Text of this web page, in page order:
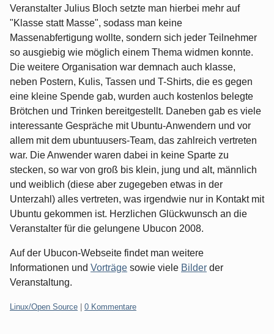
Veranstalter Julius Bloch setzte man hierbei mehr auf
"Klasse statt Masse", sodass man keine
Massenabfertigung wollte, sondern sich jeder Teilnehmer
so ausgiebig wie möglich einem Thema widmen konnte.
Die weitere Organisation war demnach auch klasse,
neben Postern, Kulis, Tassen und T-Shirts, die es gegen
eine kleine Spende gab, wurden auch kostenlos belegte
Brötchen und Trinken bereitgestellt. Daneben gab es viele
interessante Gespräche mit Ubuntu-Anwendern und vor
allem mit dem ubuntuusers-Team, das zahlreich vertreten
war. Die Anwender waren dabei in keine Sparte zu
stecken, so war von groß bis klein, jung und alt, männlich
und weiblich (diese aber zugegeben etwas in der
Unterzahl) alles vertreten, was irgendwie nur in Kontakt mit
Ubuntu gekommen ist. Herzlichen Glückwunsch an die
Veranstalter für die gelungene Ubucon 2008.
Auf der Ubucon-Webseite findet man weitere
Informationen und Vorträge sowie viele Bilder der
Veranstaltung.
Kategorien:
Linux/Open Source 0 Kommentare